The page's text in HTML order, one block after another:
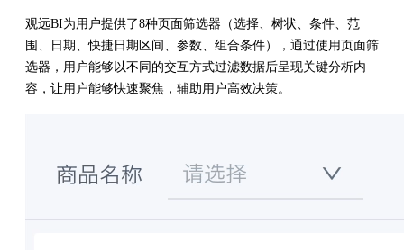
观远BI为用户提供了8种页面筛选器（选择、树状、条件、范
围、日期、快捷日期区间、参数、组合条件），通过使用页面筛
选器，用户能够以不同的交互方式过滤数据后呈现关键分析内
容，让用户能够快速聚焦，辅助用户高效决策。